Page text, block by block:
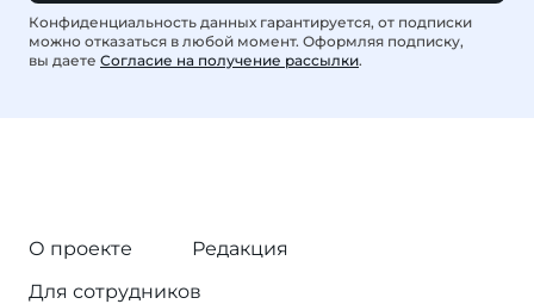
Конфиденциальность данных гарантируется, от подписки
можно отказаться в любой момент. Оформляя подписку,
вы даете Согласие на получение рассылки.
О проекте
Редакция
Для сотрудников